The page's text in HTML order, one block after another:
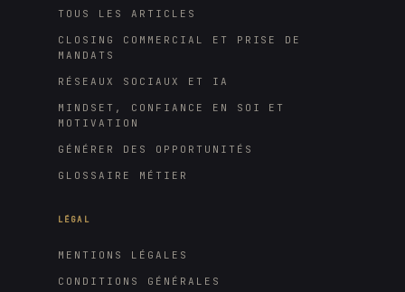
TOUS LES ARTICLES
CLOSING COMMERCIAL ET PRISE DE
MANDATS
RÉSEAUX SOCIAUX ET IA
MINDSET, CONFIANCE EN SOI ET
MOTIVATION
GÉNÉRER DES OPPORTUNITÉS
GLOSSAIRE MÉTIER
LÉGAL
MENTIONS LÉGALES
CONDITIONS GÉNÉRALES